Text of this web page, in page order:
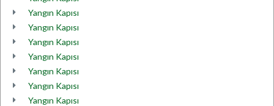
Yangın Kapısı
Yangın Kapısı
Yangın Kapısı
Yangın Kapısı
Yangın Kapısı
Yangın Kapısı
Yangın Kapısı